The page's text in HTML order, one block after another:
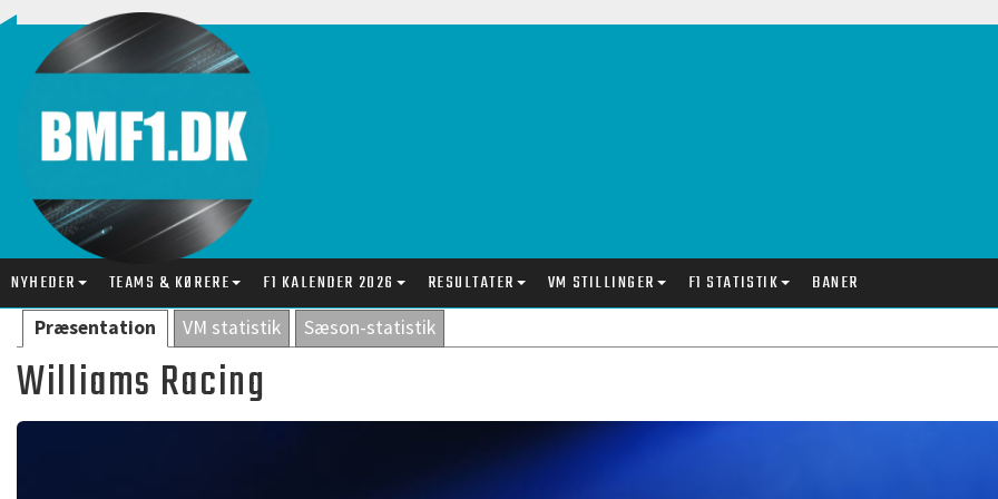
NYHEDER TEAMS & KØRERE F1 KALENDER 2026 RESULTATER VM STILLINGER F1 STATISTIK BANER
Præsentation VM statistik Sæson-statistik
Williams Racing